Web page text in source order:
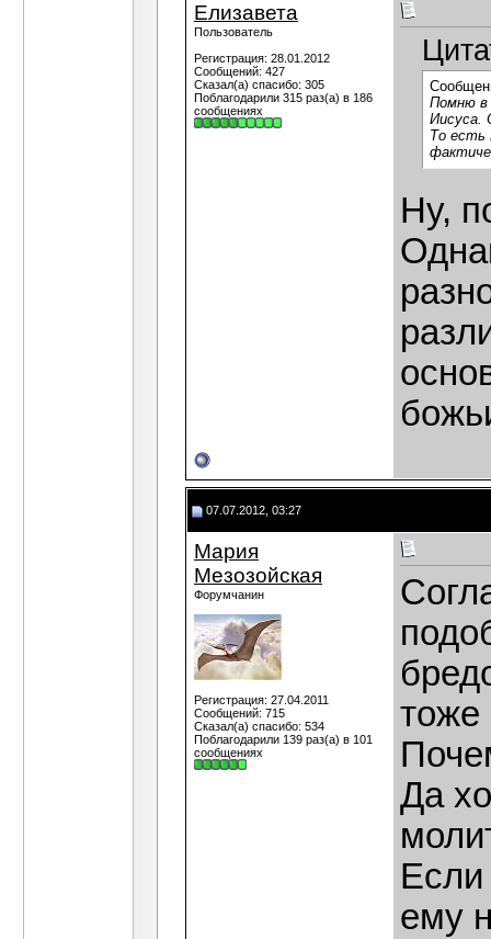
Елизавета
Пользователь
Регистрация: 28.01.2012
Сообщений: 427
Сказал(а) спасибо: 305
Поблагодарили 315 раз(а) в 186
сообщениях
Помню в
Иисуса.
То есть
Ну,
07.07.2012, 03:27
Мария
Мезозойская
Форумчанин
Регистрация: 27.04.2011
Сообщений: 715
Сказал(а) спасибо: 534
Поблагодарили 139 раз(а) в 101
сообщениях
тоже
Да
ему